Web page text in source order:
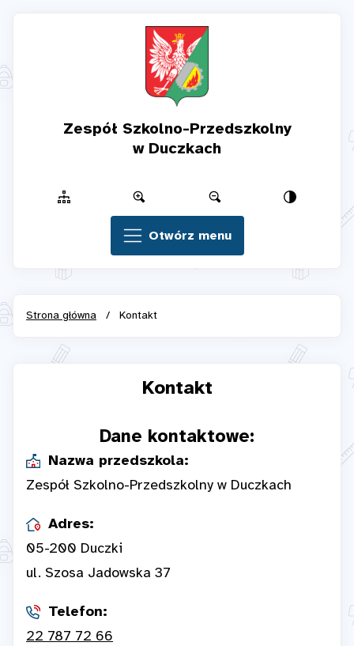
Zespół Szkolno-Przedszkolny
w Duczkach
Otwórz menu
Strona główna / Kontakt
Kontakt
Dane kontaktowe:
Nazwa przedszkola:
Zespół Szkolno-Przedszkolny w Duczkach
Adres:
05-200 Duczki
ul. Szosa Jadowska 37
Telefon:
22 787 72 66